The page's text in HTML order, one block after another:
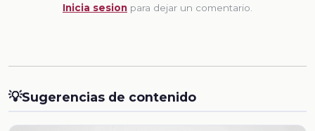
Inicia sesion para dejar un comentario.
💡Sugerencias de contenido